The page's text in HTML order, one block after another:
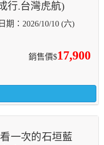
行.台灣虎航)
2026/10/10 (六)
銷售價$17,900
一次的石垣藍